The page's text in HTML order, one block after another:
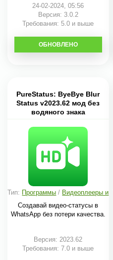
24-02-2024, 05:56
Версия: 3.0.2
Требования: 5.0 и выше
СКАЧАТЬ
ОБНОВЛЕНО
PureStatus: ByeBye Blur
Status v2023.62 мод без
водяного знака
Тип: Программы / Видеоплееры и
Создавай видео-статусы в
WhatsApp без потери качества.
Версия: 2023.62
Требования: 7.0 и выше